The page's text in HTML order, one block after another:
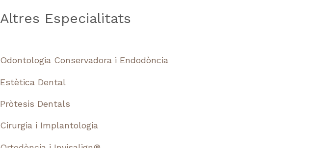
Altres Especialitats
Odontologia Conservadora i Endodòncia
Estètica Dental
Pròtesis Dentals
Cirurgia i Implantologia